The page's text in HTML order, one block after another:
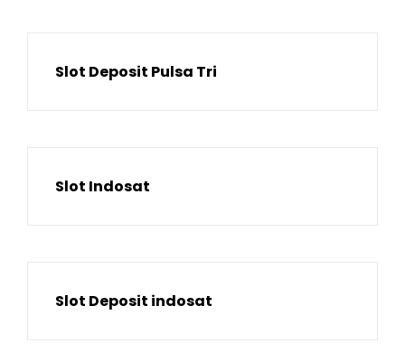
Slot Deposit Pulsa Tri
Slot Indosat
Slot Deposit indosat